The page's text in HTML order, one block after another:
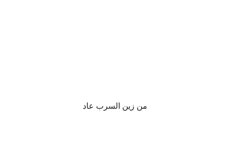
من زين السرب عاد